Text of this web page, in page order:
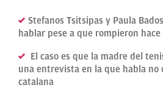
Stefanos Tsitsipas y Paula
hablar pese a que rompieron
El caso es que la madre del
una entrevista en la que habla no
catalana